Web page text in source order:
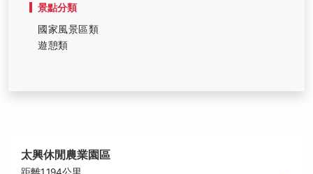
景點分類
國家風景區類
遊憩類
太興休閒農業園區